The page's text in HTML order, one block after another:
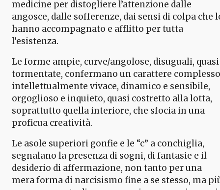
medicine per distogliere l’attenzione dalle
angosce, dalle sofferenze, dai sensi di colpa che
hanno accompagnato e afflitto per tutta
l’esistenza.
Le forme ampie, curve/angolose, disuguali, quasi
tormentate, confermano un carattere
intellettualmente vivace, dinamico e sensibile,
orgoglioso e inquieto, quasi costretto alla lotta,
soprattutto quella interiore, che sfocia in una
proficua creatività.
Le asole superiori gonfie e le “c” a conchiglia,
segnalano la presenza di sogni, di fantasie e il
desiderio di affermazione, non tanto per una
mera forma di narcisismo fine a se stesso, ma